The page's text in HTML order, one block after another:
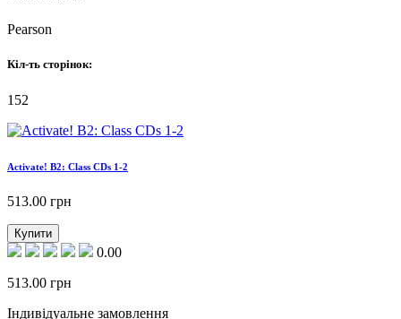
Pearson
Кіл-ть сторінок:
152
Activate! B2: Class CDs 1-2
513.00 грн
Купити
0.00
513.00 грн
Індивідуальне замовлення